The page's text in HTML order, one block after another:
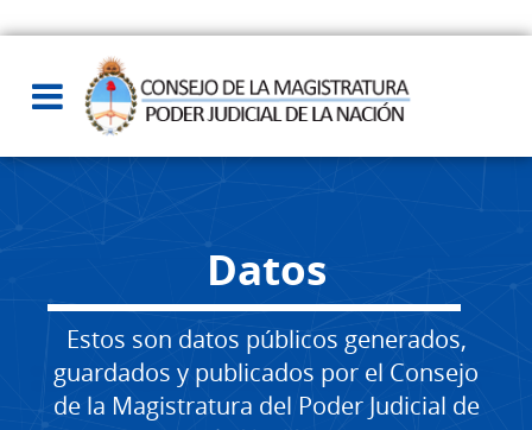
Datos
Estos son datos públicos generados,
guardados y publicados por el Consejo
de la Magistratura del Poder Judicial de